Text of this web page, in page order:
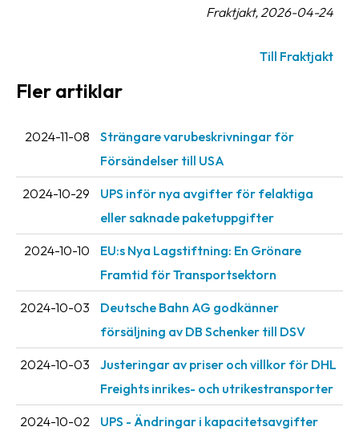
Fraktjakt, 2026-04-24
Till Fraktjakt
Fler artiklar
2024-11-08
Strängare varubeskrivningar för
Försändelser till USA
2024-10-29
UPS inför nya avgifter för felaktiga
eller saknade paketuppgifter
2024-10-10
EU:s Nya Lagstiftning: En Grönare
Framtid för Transportsektorn
2024-10-03
Deutsche Bahn AG godkänner
försäljning av DB Schenker till DSV
2024-10-03
Justeringar av priser och villkor för DHL
Freights inrikes- och utrikestransporter
2024-10-02 UPS - Ändringar i kapacitetsavgifter